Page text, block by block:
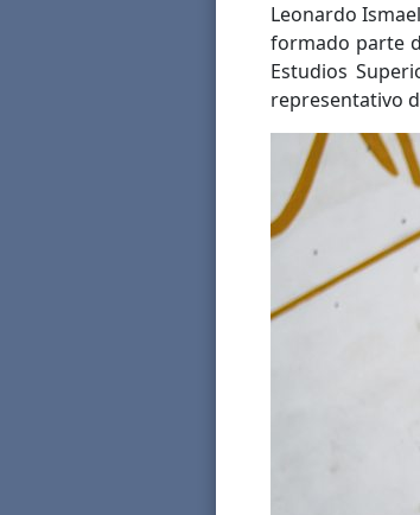
Leonardo
formado parte
Estudios
representativo